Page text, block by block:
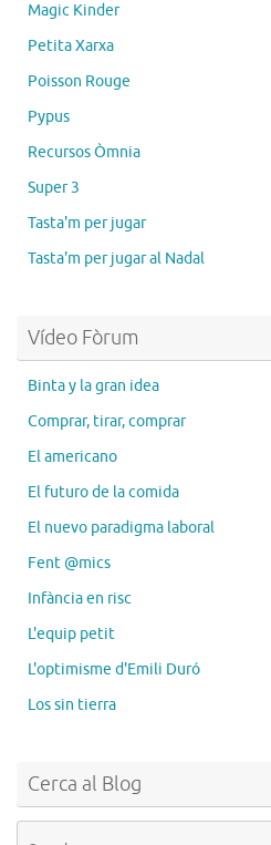
Magic Kinder
Petita Xarxa
Poisson Rouge
Pypus
Recursos Òmnia
Super 3
Tasta'm per jugar
Tasta'm per jugar al Nadal
Vídeo Fòrum
Binta y la gran idea
Comprar, tirar, comprar
El americano
El futuro de la comida
El nuevo paradigma laboral
Fent @mics
Infància en risc
L'equip petit
L'optimisme d'Emili Duró
Los sin tierra
Cerca al Blog